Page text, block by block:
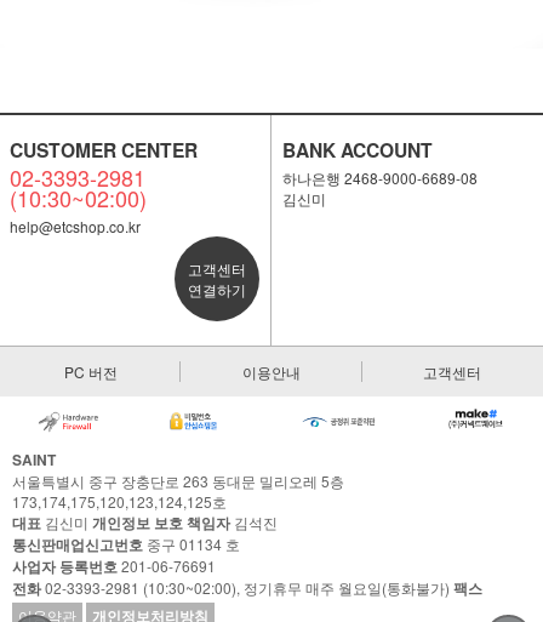
CUSTOMER CENTER
02-3393-2981
(10:30~02:00)
help@etcshop.co.kr
고객센터
연결하기
BANK ACCOUNT
하나은행 2468-9000-6689-08
김신미
PC 버전 이용안내 고객센터
SAINT
서울특별시 중구 장충단로 263 동대문 밀리오레 5층
173,174,175,120,123,124,125호
대표 김신미 개인정보 보호 책임자김석진
통신판매업신고번호 중구 01134 호
사업자 등록번호201-06-76691
전화02-3393-2981 (10:30~02:00), 정기휴무 매주 월요일(통화불가) 팩스
이용약관 개인정보처리방침